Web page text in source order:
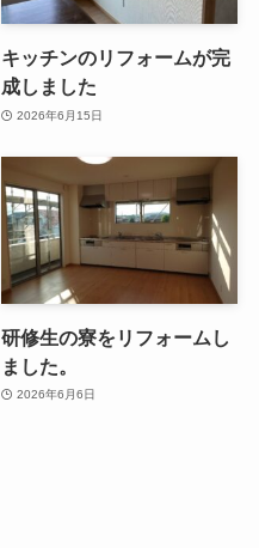
キッチンのリフォームが完
成しました
2026年6月15日
研修生の寮をリフォームし
ました。
2026年6月6日